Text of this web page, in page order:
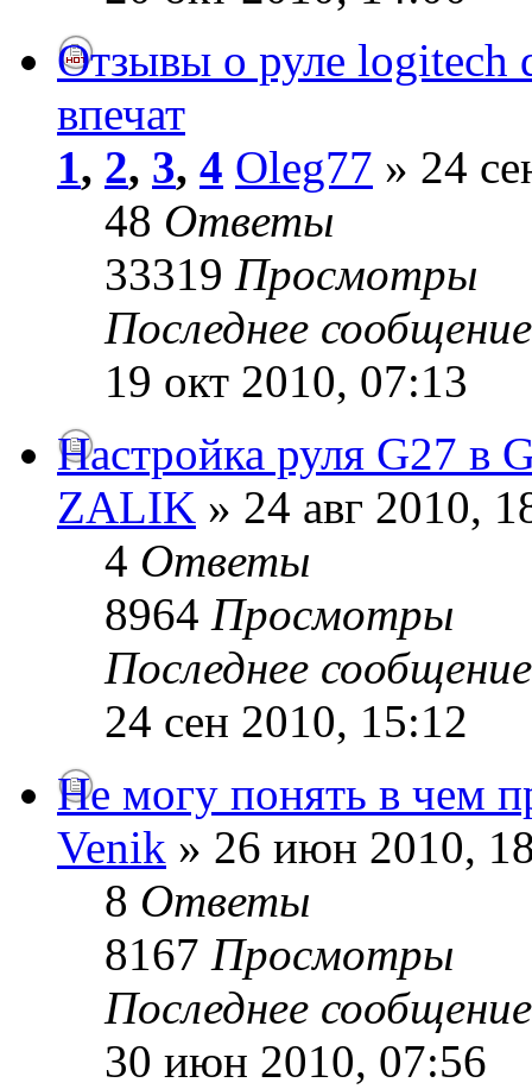
Отзывы о руле logitech
впечат
1, 2, 3, 4 Oleg77 » 24
48 Ответы
33319 Просмотры
Последнее
19 окт 2010, 07:13
Настройка руля G27 в
ZALIK » 24 авг 2010,
4 Ответы
8964 Просмотры
Последнее
24 сен 2010, 15:12
Не могу понять в чем
Venik » 26 июн 2010,
8 Ответы
8167 Просмотры
Последнее
30 июн 2010, 07:56